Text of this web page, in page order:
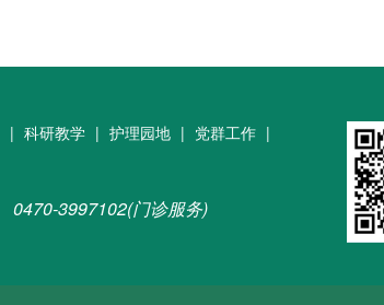
| 科研教学 | 护理园地 | 党群工作 |
0470-3997102(门诊服务)